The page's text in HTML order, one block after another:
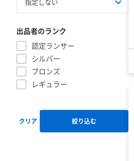
出品者のランク
認定ランサー
シルバー
ブロンズ
レギュラー
クリア 絞り込む